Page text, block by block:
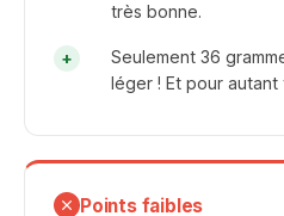
très bonne.
Seulement 36
léger ! Et pour autant
Points faibles